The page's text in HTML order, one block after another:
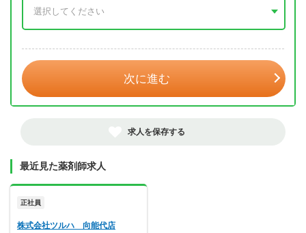
次に進む
求人を保存する
最近見た薬剤師求人
正社員
株式会社ツルハ 向能代店